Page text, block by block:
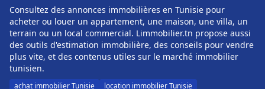
Consultez des annonces immobilières en Tunisie pour
acheter ou louer un appartement, une maison, une villa, un
terrain ou un local commercial. Limmobilier.tn propose aussi
des outils d'estimation immobilière, des conseils pour vendre
plus vite, et des contenus utiles sur le marché immobilier
tunisien.
achat immobilier Tunisie
location immobilier Tunisie